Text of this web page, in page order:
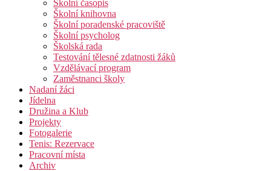
Školní časopis
Školní knihovna
Školní poradenské pracoviště
Školní psycholog
Školská rada
Testování tělesné zdatnosti žáků
Vzdělávací program
Zaměstnanci školy
Nadaní žáci
Jídelna
Družina a Klub
Projekty
Fotogalerie
Tenis: Rezervace
Pracovní místa
Archiv